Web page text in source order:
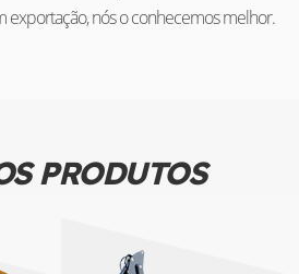
exportação, nós o conhecemos melhor.
PRODUTOS